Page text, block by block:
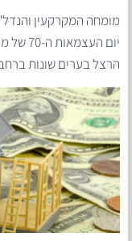
מומחה המקרקעין
יום
הרצל בערים שונות